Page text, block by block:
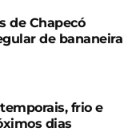
de Chapecó
de bananeira
frio e
dias